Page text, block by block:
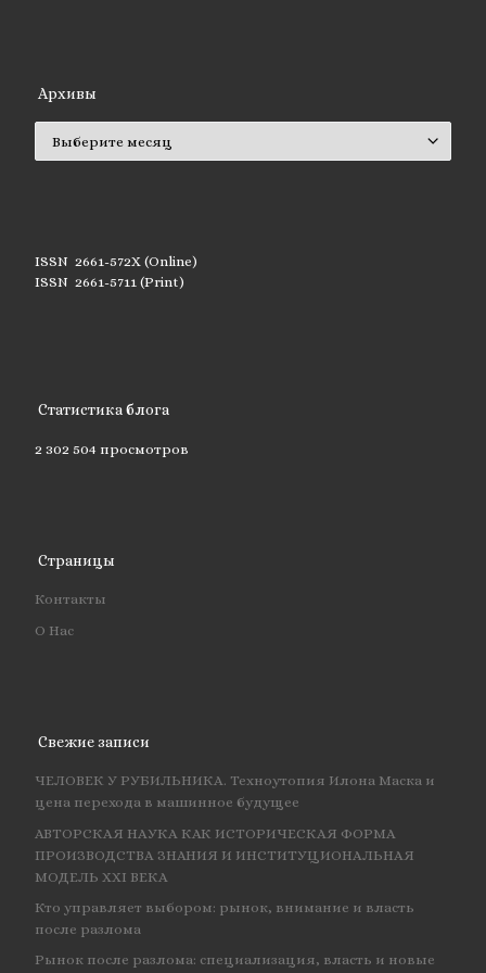
Архивы
ISSN 2661-572X (Online)
ISSN 2661-5711 (Print)
Статистика блога
2 302 504 просмотров
Страницы
Контакты
О Нас
Свежие записи
ЧЕЛОВЕК У РУБИЛЬНИКА. Техноутопия Илона Маска и
цена перехода в машинное будущее
АВТОРСКАЯ НАУКА КАК ИСТОРИЧЕСКАЯ ФОРМА
ПРОИЗВОДСТВА ЗНАНИЯ И ИНСТИТУЦИОНАЛЬНАЯ
МОДЕЛЬ XXI ВЕКА
Кто управляет выбором: рынок, внимание и власть
после разлома
Рынок после разлома: специализация, власть и новые